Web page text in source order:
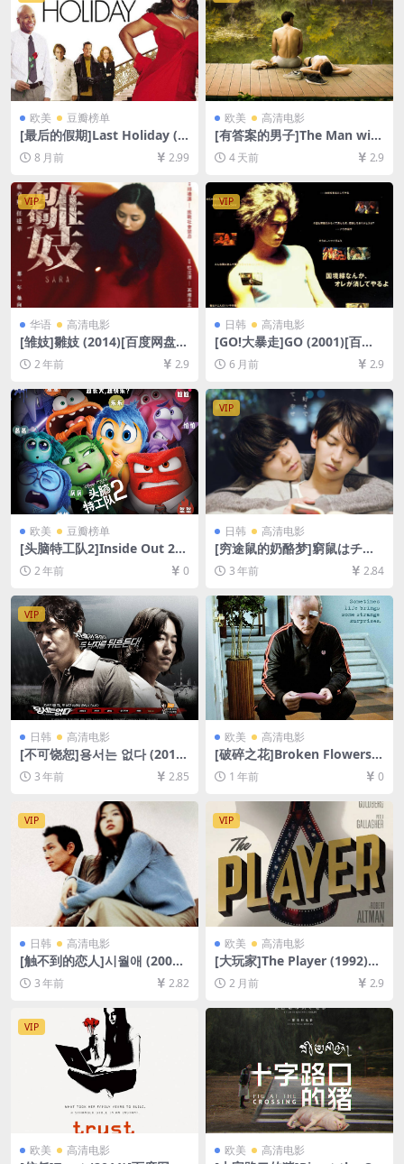
码）】
欧美 豆瓣榜单
[最后的假期]Last Holiday (2
006)[百度网盘+夸克网盘1080
P超清未删减资源][网盘在线播
放/下载][MP4/9GB][中英字
幕]
8 月前 2.99
欧美 高清电影
[有答案的男子]The Man with
the Answers (2021)[百度网
盘+夸克网盘1080P超清未删
减资源][网盘在线播放/下载]
[MP4/5.4GB][中英字幕]
4 天前 2.9
VIP
华语 高清电影
[雏妓]雛妓 (2014)[百度网盘
+夸克网盘1080P超清未删减
资源][网盘在线播放/下载][MP
4/6GB][粤语中字]
2 年前 2.9
VIP
日韩 高清电影
[GO!大暴走]GO (2001)[百度
网盘+夸克网盘1080P超清未
删减资源][网盘在线播放/下
载][MP4/8GB][中文字幕]
6 月前 2.9
欧美 豆瓣榜单
[头脑特工队2]Inside Out 2
(2024)[百度网盘+夸克网盘10
80P超清未删减资源][网盘在
英字幕]
2 年前 0
VIP
日韩 高清电影
[穷途鼠的奶酪梦]窮鼠はチー
ズの夢を見る (2020)[百度网
盘+夸克网盘1080P超清未删
[MP4/8.1GB][中文字幕]
3 年前 2.84
VIP
日韩 高清电影
[不可饶恕]용서는 없다 (2010)
[百度网盘+夸克网盘1080P超
清未删减资源][网盘在线播放/
下载][MP4/3.2GB][韩语中字]
3 年前 2.85
欧美 高清电影
[破碎之花]Broken Flowers
(2005)[百度网盘+夸克网盘10
80P超清未删减资源][网盘在
线播放/下载][MP4/6.6GB][中
英字幕]
1 年前 0
VIP
日韩 高清电影
[触不到的恋人]시월애 (2000)
[百度网盘+迅雷云盘资源1080
P超清未删减][MP4/6GB][韩
3 年前 2.82
VIP
欧美 高清电影
[大玩家]The Player (1992)
[百度网盘+夸克网盘1080P超
清未删减资源][网盘在线播放/
下载][MP4/8.3GB][中英字幕]
2 月前 2.9
VIP
欧美 高清电影 欧美 高清电影